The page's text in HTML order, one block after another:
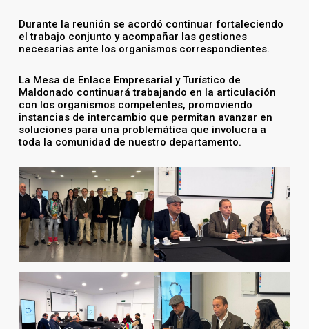
Durante la reunión se acordó continuar fortaleciendo
el trabajo conjunto y acompañar las gestiones
necesarias ante los organismos correspondientes.
La Mesa de Enlace Empresarial y Turístico de
Maldonado continuará trabajando en la articulación
con los organismos competentes, promoviendo
instancias de intercambio que permitan avanzar en
soluciones para una problemática que involucra a
toda la comunidad de nuestro departamento.